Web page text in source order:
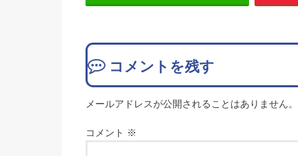
コメントを残す
メールアドレスが公開されることはありません。
コメント ※